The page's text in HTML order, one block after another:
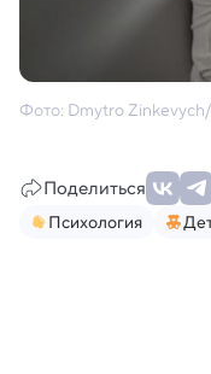
Фото: Dmytro
Поделиться
Психология